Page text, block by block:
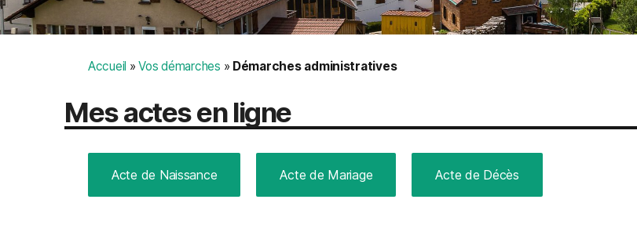
Accueil »Vos démarches » Démarches administratives
Mes actes en ligne
Acte de Naissance Acte de Mariage Acte de Décès